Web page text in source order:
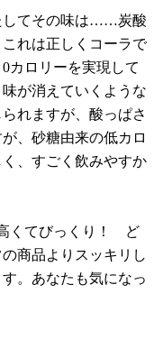
してその味は……炭酸
れは正しくコーラで
ロリーを実現して
が消えていくような
れますが、酸っぱさ
、砂糖由来の低カロ
、すごく飲みやすか
くてびっくり！ ど
商品よりスッキリし
。あなたも気になっ